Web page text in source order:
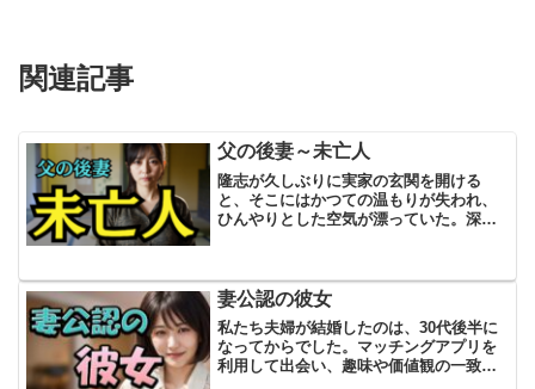
関連記事
父の後妻～未亡人
隆志が久しぶりに実家の玄関を開ける
と、そこにはかつての温もりが失われ、
ひんやりとした空気が漂っていた。深く
空間で、隆志は心の中で小さ...
妻公認の彼女
私たち夫婦が結婚したのは、30代後半に
なってからでした。マッチングアプリを
利用して出会い、趣味や価値観の一致を